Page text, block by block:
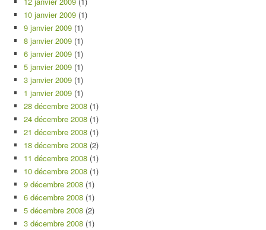
10 janvier 2009 (1)
9 janvier 2009 (1)
8 janvier 2009 (1)
6 janvier 2009 (1)
5 janvier 2009 (1)
3 janvier 2009 (1)
1 janvier 2009 (1)
28 décembre 2008 (1)
24 décembre 2008 (1)
21 décembre 2008 (1)
18 décembre 2008 (2)
11 décembre 2008 (1)
10 décembre 2008 (1)
9 décembre 2008 (1)
6 décembre 2008 (1)
5 décembre 2008 (2)
3 décembre 2008 (1)